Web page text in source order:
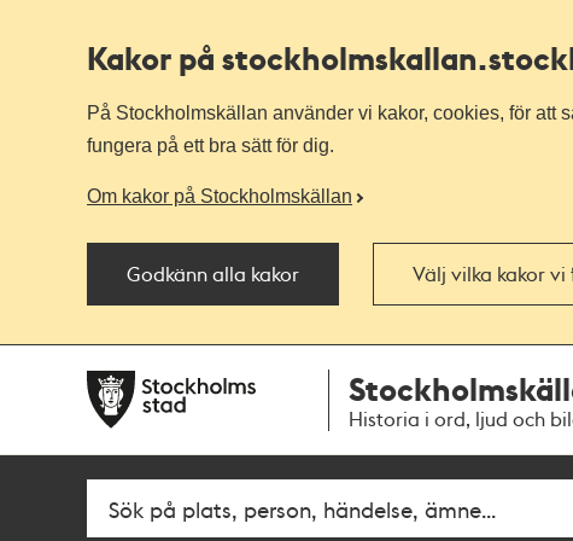
Kakor på stockholmskallan
På Stockholmskällan använder vi kakor, cookies, för att
fungera på ett bra sätt för dig.
Om kakor på Stockholmskällan
Godkänn alla kakor Välj vilka kakor
navigationen
huvudinnehållet
Historia i ord, ljud och
Fritextsök